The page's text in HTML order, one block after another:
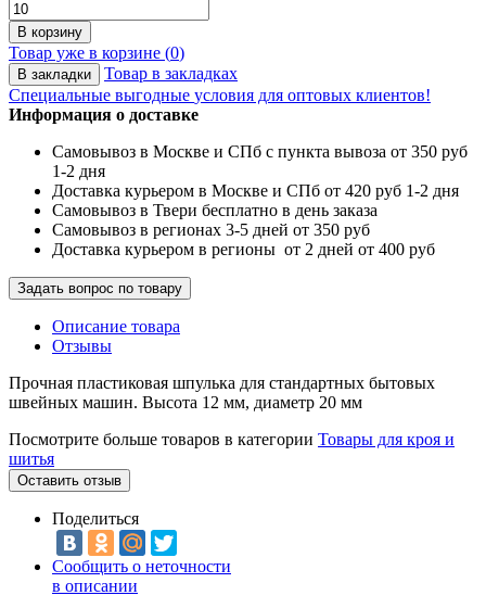
В корзину
Товар уже в корзине (0)
В закладки
Товар в закладках
Специальные выгодные условия для оптовых клиентов!
Информация о доставке
Самовывоз в Москве и СПб с пункта вывоза от 350 руб
1-2 дня
Доставка курьером в Москве и СПб от 420 руб 1-2 дня
Самовывоз в Твери бесплатно в день заказа
Самовывоз в регионах 3-5 дней от 350 руб
Доставка курьером в регионы от 2 дней от 400 руб
Задать вопрос по товару
Описание товара
Отзывы
Прочная пластиковая шпулька для стандартных бытовых
швейных машин. Высота 12 мм, диаметр 20 мм
Посмотрите больше товаров в категории Товары для кроя и
шитья
Оставить отзыв
Поделиться
Сообщить о неточности
в описании